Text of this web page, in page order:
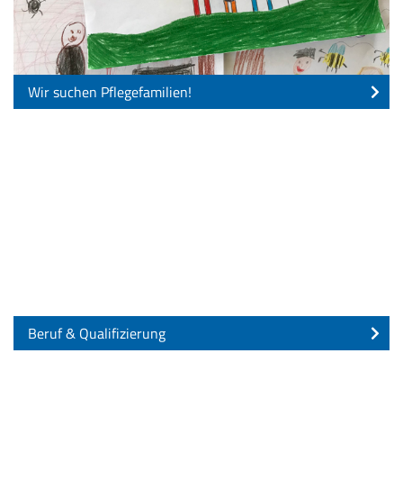
Wir suchen Pflegefamilien!
Beruf & Qualifizierung